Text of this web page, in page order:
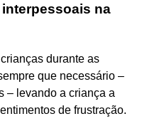
na
durante as
que necessário –
– levando a criança a
de frustração.